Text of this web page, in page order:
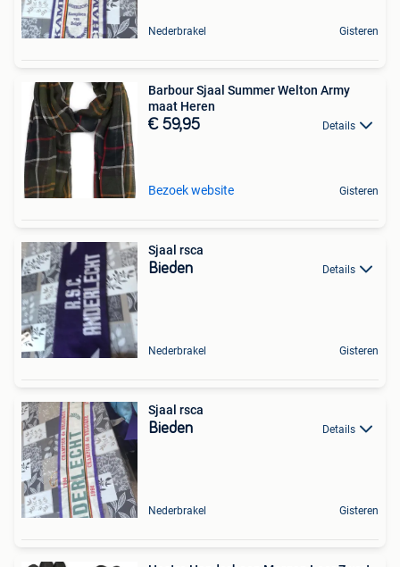
Nederbrakel Gisteren
Barbour Sjaal Summer Welton Army
maat Heren
€ 59,95 Details
Bezoek website Gisteren
Sjaal rsca
Bieden Details
Nederbrakel Gisteren
Sjaal rsca
Bieden Details
Nederbrakel Gisteren